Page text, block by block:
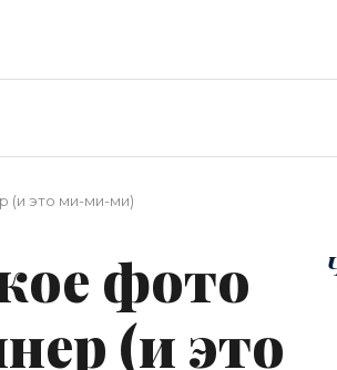
(и это ми-ми-ми)
фото
(и это